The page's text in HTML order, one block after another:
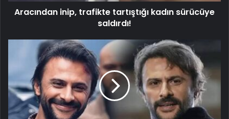
Aracından inip, trafikte tartıştığı kadın sürücüye
saldırdı!